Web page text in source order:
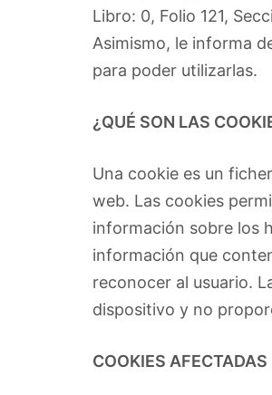
Libro: 0, Folio 121,
Asimismo, le informa
para poder utilizarlas.
¿QUÉ SON LAS
Una cookie es un
web. Las cookies
información sobre los
información que
reconocer al usuario.
dispositivo y no
COOKIES